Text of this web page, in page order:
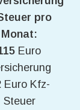
pro
Monat:
Euro
Euro Kfz-
Steuer